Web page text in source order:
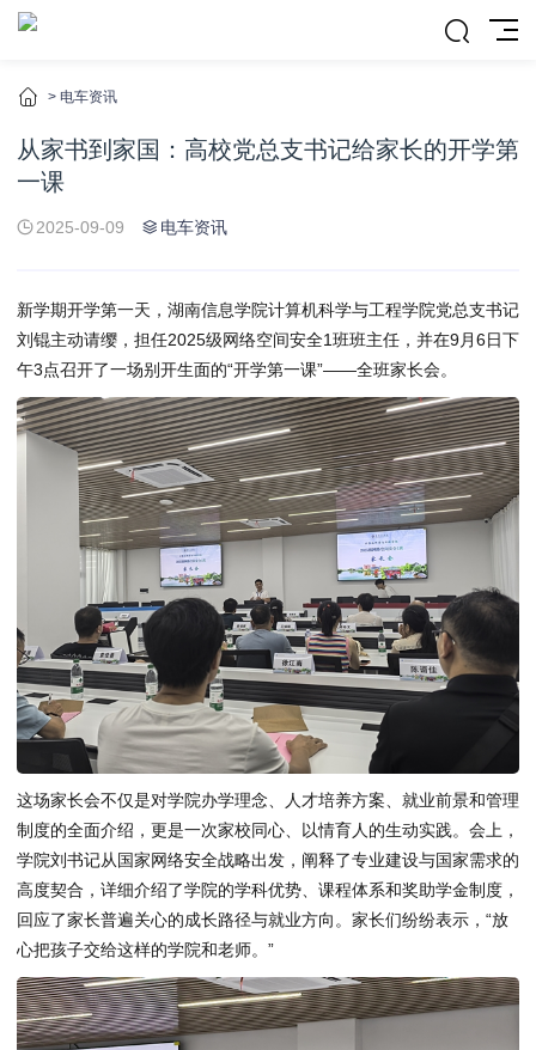
> 电车资讯
从家书到家国：高校党总支书记给家长的开学第
一课
2025-09-09 电车资讯
新学期开学第一天，湖南信息学院计算机科学与工程学院党总支书记
刘锟主动请缨，担任2025级网络空间安全1班班主任，并在9月6日下
午3点召开了一场别开生面的“开学第一课”——全班家长会。
这场家长会不仅是对学院办学理念、人才培养方案、就业前景和管理
制度的全面介绍，更是一次家校同心、以情育人的生动实践。会上，
学院刘书记从国家网络安全战略出发，阐释了专业建设与国家需求的
高度契合，详细介绍了学院的学科优势、课程体系和奖助学金制度，
回应了家长普遍关心的成长路径与就业方向。家长们纷纷表示，“放
心把孩子交给这样的学院和老师。”